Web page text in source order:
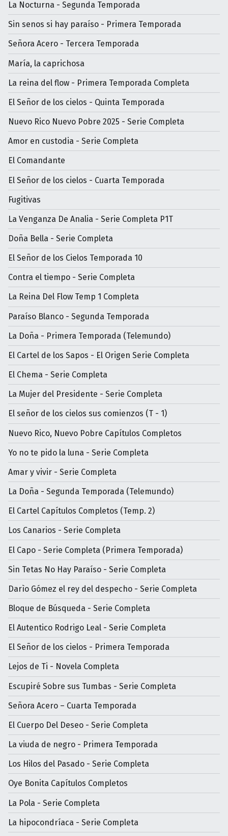
La Nocturna - Segunda Temporada
Sin senos si hay paraíso - Primera Temporada
Señora Acero - Tercera Temporada
María, la caprichosa
La reina del flow - Primera Temporada Completa
El Señor de los cielos - Quinta Temporada
Nuevo Rico Nuevo Pobre 2025 - Serie Completa
Amor en custodia - Serie Completa
El Comandante
El Señor de los cielos - Cuarta Temporada
Fugitivas
La Venganza De Analia - Serie Completa P1T
Doña Bella - Serie Completa
El Señor de los Cielos Temporada 10
Contra el tiempo - Serie Completa
La Reina Del Flow Temp 1 Completa
Paraíso Blanco - Segunda Temporada
La Doña - Primera Temporada (Telemundo)
El Cartel de los Sapos - El Origen Serie Completa
El Chema - Serie Completa
La Mujer del Presidente - Serie Completa
El señor de los cielos sus comienzos (T - 1)
Nuevo Rico, Nuevo Pobre Capítulos Completos
Yo no te pido la luna - Serie Completa
Amar y vivir - Serie Completa
La Doña - Segunda Temporada (Telemundo)
El Cartel Capítulos Completos (Temp. 2)
Los Canarios - Serie Completa
El Capo - Serie Completa (Primera Temporada)
Sin Tetas No Hay Paraíso - Serie Completa
Darìo Gómez el rey del despecho - Serie Completa
Bloque de Búsqueda - Serie Completa
El Autentico Rodrigo Leal - Serie Completa
El Señor de los cielos - Primera Temporada
Lejos de Ti - Novela Completa
Escupiré Sobre sus Tumbas - Serie Completa
Señora Acero – Cuarta Temporada
El Cuerpo Del Deseo - Serie Completa
La viuda de negro - Primera Temporada
Los Hilos del Pasado - Serie Completa
Oye Bonita Capítulos Completos
La Pola - Serie Completa
La hipocondríaca - Serie Completa